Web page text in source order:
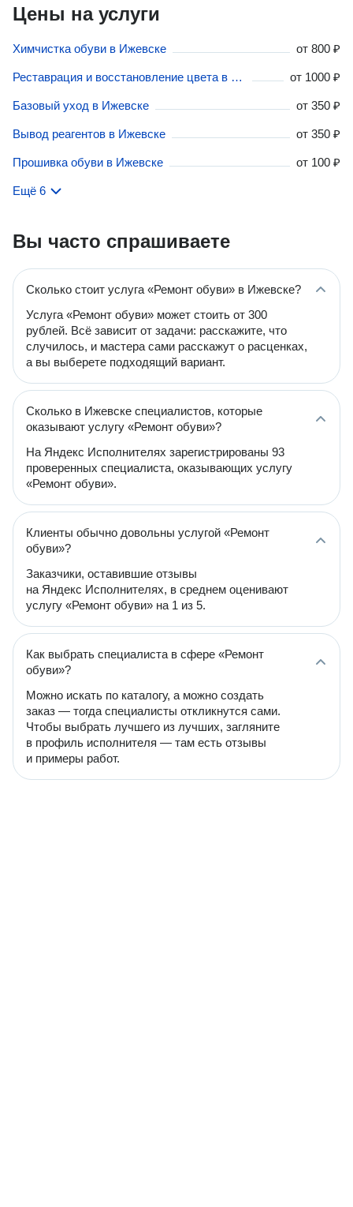
Цены на услуги
Химчистка обуви в Ижевске от 800 ₽
Реставрация и восстановление цвета в Ижевске от 1000 ₽
Базовый уход в Ижевске от 350 ₽
Вывод реагентов в Ижевске от 350 ₽
Прошивка обуви в Ижевске от 100 ₽
Ещё 6
Вы часто спрашиваете
Сколько стоит услуга «Ремонт обуви» в Ижевске?
Услуга «Ремонт обуви» может стоить от 300
рублей. Всё зависит от задачи: расскажите, что
случилось, и мастера сами расскажут о расценках,
а вы выберете подходящий вариант.
Сколько в Ижевске специалистов, которые
оказывают услугу «Ремонт обуви»?
На Яндекс Исполнителях зарегистрированы 93
проверенных специалиста, оказывающих услугу
«Ремонт обуви».
Клиенты обычно довольны услугой «Ремонт
обуви»?
Заказчики, оставившие отзывы
на Яндекс Исполнителях, в среднем оценивают
услугу «Ремонт обуви» на 1 из 5.
Как выбрать специалиста в сфере «Ремонт
обуви»?
Можно искать по каталогу, а можно создать
заказ — тогда специалисты откликнутся сами.
Чтобы выбрать лучшего из лучших, загляните
в профиль исполнителя — там есть отзывы
и примеры работ.